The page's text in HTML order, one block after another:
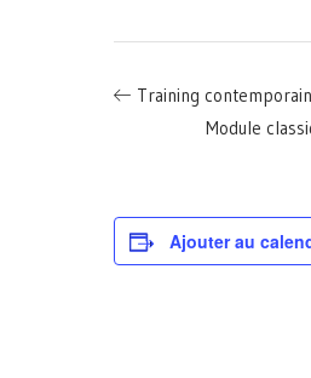
Training
Module
Ajouter au